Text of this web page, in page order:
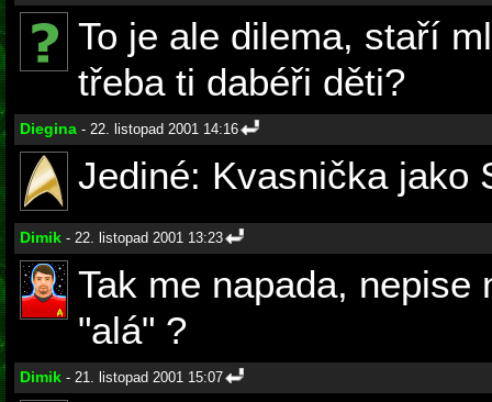
To je ale dilema, staří
třeba ti dabéři děti?
Diegina - 22. listopad 2001 14:16
Jediné: Kvasnička jako
Dimik - 22. listopad 2001 13:23
Tak me napada, nepise
"alá" ?
Dimik - 21. listopad 2001 15:07